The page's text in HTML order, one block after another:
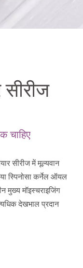
चाहिए
सीरीज में मूल्यवान
स्पिनोसा कर्नेल ऑयल
मुख्य मॉइस्चराइजिंग
देखभाल प्रदान